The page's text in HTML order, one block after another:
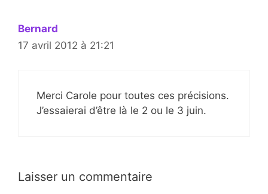
Bernard
17 avril 2012 à 21:21
Merci Carole pour toutes ces précisions.
J’essaierai d’être là le 2 ou le 3 juin.
Laisser un commentaire